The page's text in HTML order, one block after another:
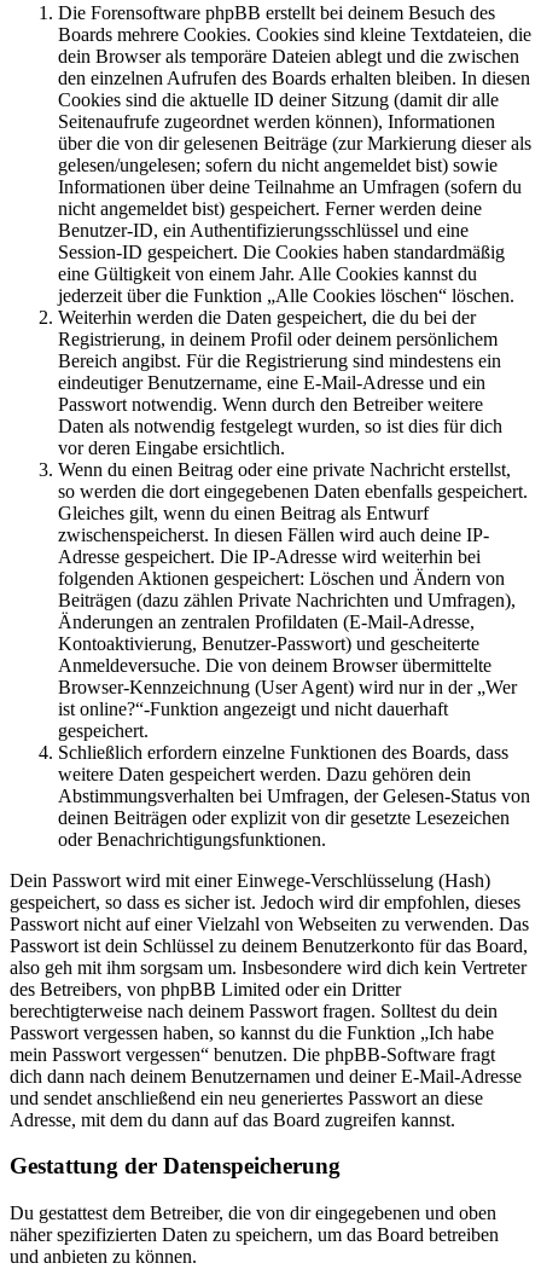
Die Forensoftware phpBB erstellt bei deinem Besuch des
Boards mehrere Cookies. Cookies sind kleine Textdateien, die
dein Browser als temporäre Dateien ablegt und die zwischen
den einzelnen Aufrufen des Boards erhalten bleiben. In diesen
Cookies sind die aktuelle ID deiner Sitzung (damit dir alle
Seitenaufrufe zugeordnet werden können), Informationen
über die von dir gelesenen Beiträge (zur Markierung dieser als
gelesen/ungelesen; sofern du nicht angemeldet bist) sowie
Informationen über deine Teilnahme an Umfragen (sofern du
nicht angemeldet bist) gespeichert. Ferner werden deine
Benutzer-ID, ein Authentifizierungsschlüssel und eine
Session-ID gespeichert. Die Cookies haben standardmäßig
eine Gültigkeit von einem Jahr. Alle Cookies kannst du
jederzeit über die Funktion „Alle Cookies löschen“ löschen.
Weiterhin werden die Daten gespeichert, die du bei der
Registrierung, in deinem Profil oder deinem persönlichem
Bereich angibst. Für die Registrierung sind mindestens ein
eindeutiger Benutzername, eine E-Mail-Adresse und ein
Passwort notwendig. Wenn durch den Betreiber weitere
Daten als notwendig festgelegt wurden, so ist dies für dich
vor deren Eingabe ersichtlich.
Wenn du einen Beitrag oder eine private Nachricht erstellst,
so werden die dort eingegebenen Daten ebenfalls gespeichert.
Gleiches gilt, wenn du einen Beitrag als Entwurf
zwischenspeicherst. In diesen Fällen wird auch deine IP-
Adresse gespeichert. Die IP-Adresse wird weiterhin bei
folgenden Aktionen gespeichert: Löschen und Ändern von
Beiträgen (dazu zählen Private Nachrichten und Umfragen),
Änderungen an zentralen Profildaten (E-Mail-Adresse,
Kontoaktivierung, Benutzer-Passwort) und gescheiterte
Anmeldeversuche. Die von deinem Browser übermittelte
Browser-Kennzeichnung (User Agent) wird nur in der „Wer
ist online?“-Funktion angezeigt und nicht dauerhaft
gespeichert.
Schließlich erfordern einzelne Funktionen des Boards, dass
weitere Daten gespeichert werden. Dazu gehören dein
Abstimmungsverhalten bei Umfragen, der Gelesen-Status von
deinen Beiträgen oder explizit von dir gesetzte Lesezeichen
oder Benachrichtigungsfunktionen.
Dein Passwort wird mit einer Einwege-Verschlüsselung (Hash)
gespeichert, so dass es sicher ist. Jedoch wird dir empfohlen, dieses
Passwort nicht auf einer Vielzahl von Webseiten zu verwenden. Das
Passwort ist dein Schlüssel zu deinem Benutzerkonto für das Board,
also geh mit ihm sorgsam um. Insbesondere wird dich kein Vertreter
des Betreibers, von phpBB Limited oder ein Dritter
berechtigterweise nach deinem Passwort fragen. Solltest du dein
Passwort vergessen haben, so kannst du die Funktion „Ich habe
mein Passwort vergessen“ benutzen. Die phpBB-Software fragt
dich dann nach deinem Benutzernamen und deiner E-Mail-Adresse
und sendet anschließend ein neu generiertes Passwort an diese
Adresse, mit dem du dann auf das Board zugreifen kannst.
Gestattung der Datenspeicherung
Du gestattest dem Betreiber, die von dir eingegebenen und oben
näher spezifizierten Daten zu speichern, um das Board betreiben
und anbieten zu können.